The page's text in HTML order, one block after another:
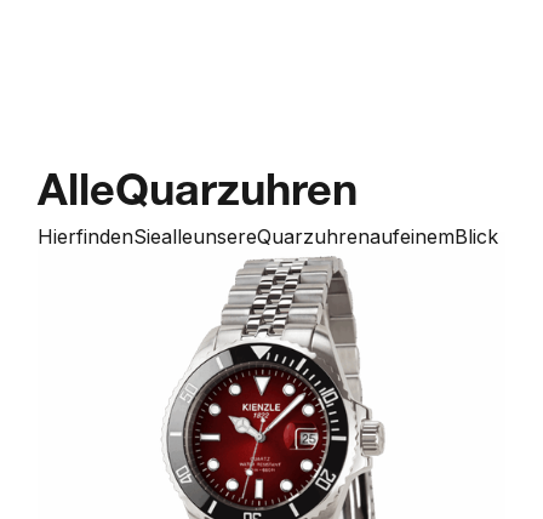
AlleQuarzuhren
HierfindenSiealleunsereQuarzuhrenaufeinemBlick